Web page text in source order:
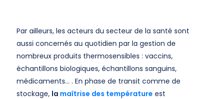
Par ailleurs, les acteurs du secteur de la santé sont
aussi concernés au quotidien par la gestion de
nombreux produits thermosensibles : vaccins,
échantillons biologiques, échantillons sanguins,
médicaments… . En phase de transit comme de
stockage, la maîtrise des température est